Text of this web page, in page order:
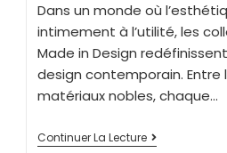
Dans un monde où
intimement à l’utilité, les
Made in Design
design contemporain. Entre
matériaux nobles, chaque…
Continuer La Lecture